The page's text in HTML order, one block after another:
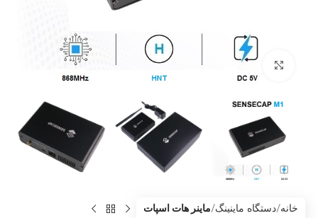
بزرگنمایی تصویر
خانه دستگاه ماینینگ ماینر هات اسپات